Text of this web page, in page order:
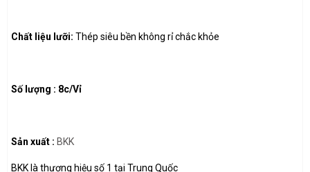
Chất liệu lưỡi: Thép siêu bền không rỉ chắc khỏe
Số lượng : 8c/Vỉ
Sản xuất : BKK
BKK là thương hiệu số 1 tại Trung Quốc